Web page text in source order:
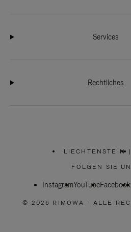
Services
Rechtliches
LIECHTENSTEIN
WÄHLEN
SIE
REGION
|
FOLGEN SIE
InstagramYouTubeFacebook
© 2026 RIMOWA - ALLE